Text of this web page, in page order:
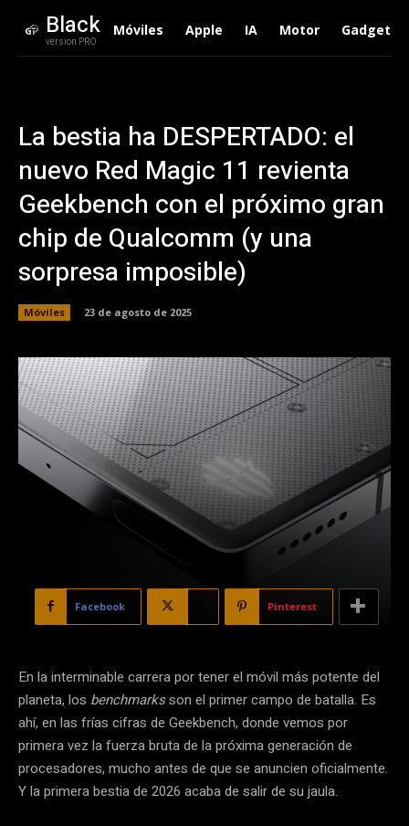
Black
version PRO
Móviles Apple IA Motor Gadgets
La bestia ha DESPERTADO: el
nuevo Red Magic 11 revienta
Geekbench con el próximo gran
chip de Qualcomm (y una
sorpresa imposible)
Móviles 23 de agosto de 2025
Facebook Pinterest
En la interminable carrera por tener el móvil más potente del
planeta, los benchmarksson el primer campo de batalla. Es
ahí, en las frías cifras de Geekbench, donde vemos por
primera vez la fuerza bruta de la próxima generación de
procesadores, mucho antes de que se anuncien oficialmente.
Y la primera bestia de 2026 acaba de salir de su jaula.